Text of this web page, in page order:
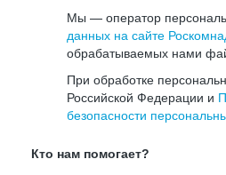
Мы — оператор
данных на сайте
обрабатываемых нами
При обработке
Российской Федерации и
безопасности
Кто нам помогает?